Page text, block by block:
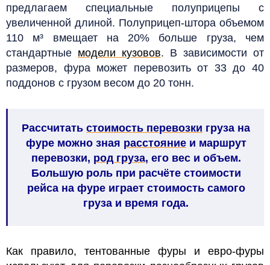
предлагаем специальные полуприцепы с
увеличенной длиной. Полуприцеп-штора объемом
110 м³ вмещает на 20% больше груза, чем
стандартные модели кузовов. В зависимости от
размеров, фура может перевозить от 33 до 40
поддонов с грузом весом до 20 тонн.
Рассчитать стоимость перевозки груза на
фуре можно зная расстояниеи маршрут
перевозки, род груза, его вес и объем.
Большую роль при расчёте стоимости
рейса на фуре играет стоимость самого
груза и время года.
Как правило, тентованные фуры и евро-фуры